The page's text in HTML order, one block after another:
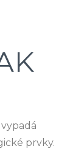
prvky.